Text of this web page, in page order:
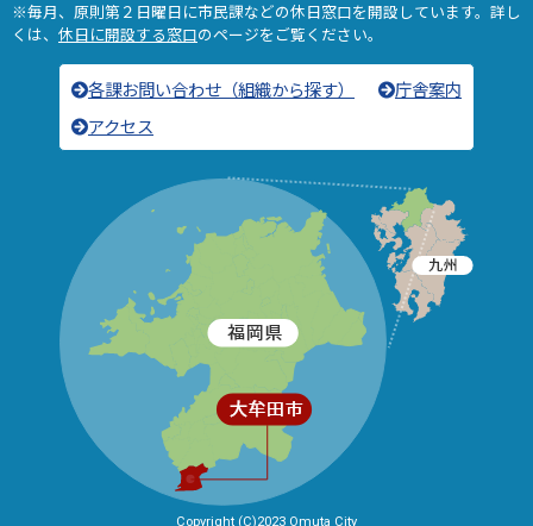
※毎月、原則第２日曜日に市民課などの休日窓口を開設しています。詳し
くは、 休日に開設する窓口のページをご覧ください。
各課お問い合わせ（組織から探す）
庁舎案内
アクセス
Copyright (C)2023 Omuta City